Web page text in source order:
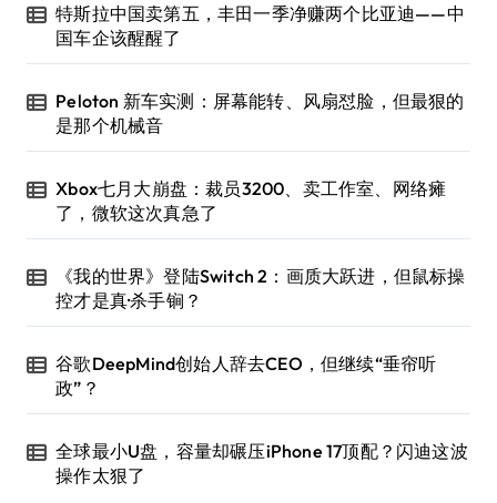
特斯拉中国卖第五，丰田一季净赚两个比亚迪——中
国车企该醒醒了
Peloton 新车实测：屏幕能转、风扇怼脸，但最狠的
是那个机械音
Xbox七月大崩盘：裁员3200、卖工作室、网络瘫
了，微软这次真急了
《我的世界》登陆Switch 2：画质大跃进，但鼠标操
控才是真·杀手锏？
谷歌DeepMind创始人辞去CEO，但继续“垂帘听
政”？
全球最小U盘，容量却碾压iPhone 17顶配？闪迪这波
操作太狠了